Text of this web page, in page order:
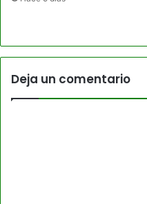
Deja un comentario